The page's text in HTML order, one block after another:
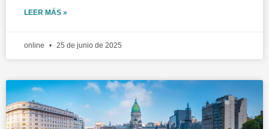
LEER MÁS »
online 25 de junio de 2025